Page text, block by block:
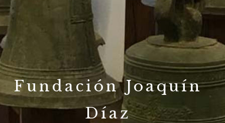
Fundación Joaquín
Díaz